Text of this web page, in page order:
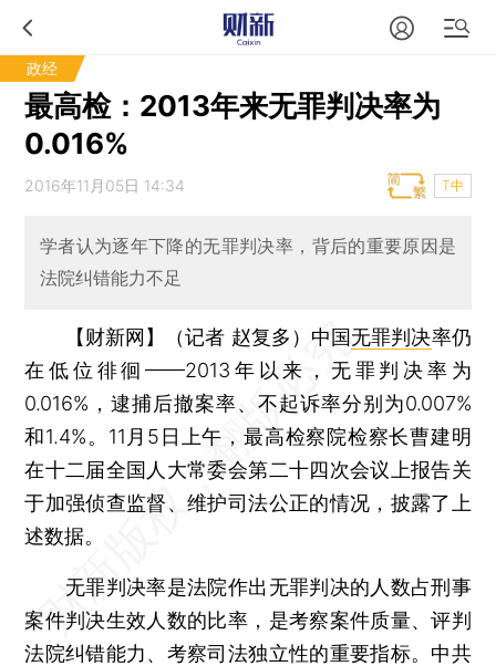
政经
最高检：2013年来无罪判决率为
0.016%
2016年11月05日 14:34 T中
学者认为逐年下降的无罪判决率，背后的重要原因是
法院纠错能力不足
【财新网】（记者 赵复多） 中国无罪判决率仍
在低位徘徊——2013年以来，无罪判决率为
0.016%，逮捕后撤案率、不起诉率分别为0.007%
和1.4%。11月5日上午，最高检察院检察长曹建明
在十二届全国人大常委会第二十四次会议上报告关
于加强侦查监督、维护司法公正的情况，披露了上
述数据。
无罪判决率是法院作出无罪判决的人数占刑事
案件判决生效人数的比率，是考察案件质量、评判
法院纠错能力、考察司法独立性的重要指标。中共